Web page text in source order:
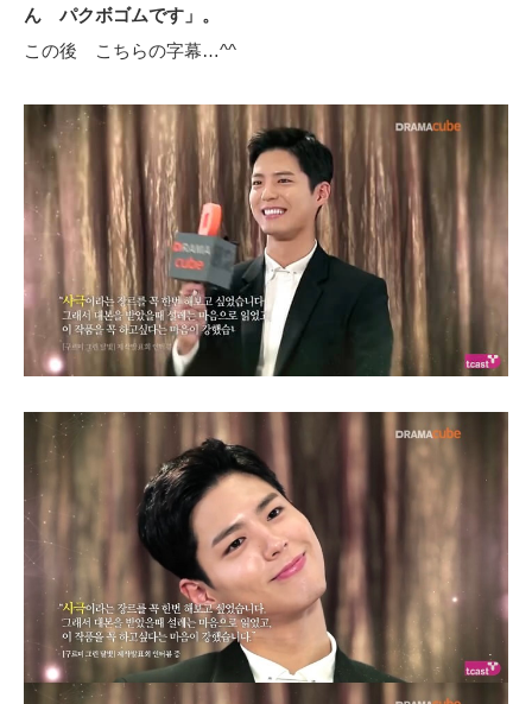
ん パクボゴムです」。
この後 こちらの字幕…^^